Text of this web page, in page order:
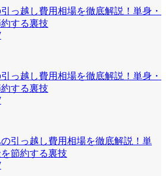
っ越し費用相場を徹底解説！単身・
する裏技
っ越し費用相場を徹底解説！単身・
する裏技
引っ越し費用相場を徹底解説！単
節約する裏技